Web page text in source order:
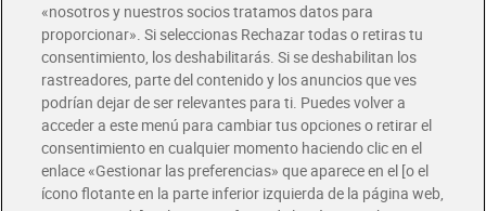
Glovo y Uber Eats
Solicita tu factura de Glovo o Uber Eats
Únete al CLUB Dia
Disfruta las ventajas y ofertas exclusivas.
Descárgate la APP Dia
Folletos y Tiendas
«nosotros y nuestros socios tratamos datos para
proporcionar». Si seleccionas Rechazar todas o retiras tu
consentimiento, los deshabilitarás. Si se deshabilitan los
rastreadores, parte del contenido y los anuncios que ves
podrían dejar de ser relevantes para ti. Puedes volver a
acceder a este menú para cambiar tus opciones o retirar el
consentimiento en cualquier momento haciendo clic en el
enlace «Gestionar las preferencias» que aparece en el [o el
ícono flotante en la parte inferior izquierda de la página web,